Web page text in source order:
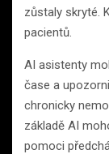
zůstaly skryté.
pacientů.
AI asistenty
čase a
chronicky
základě AI
pomoci